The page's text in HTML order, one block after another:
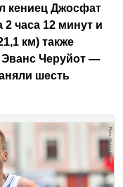
кениец Джосфат
часа 12 минут и
км) также
Эванс Черуйот —
шесть